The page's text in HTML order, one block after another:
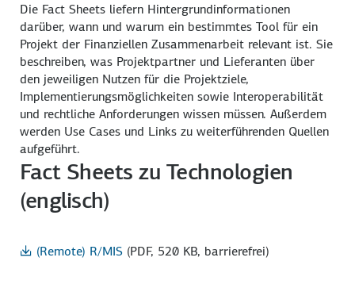
Die Fact Sheets liefern Hintergrundinformationen
darüber, wann und warum ein bestimmtes Tool für ein
Projekt der Finanziellen Zusammenarbeit relevant ist. Sie
beschreiben, was Projektpartner und Lieferanten über
den jeweiligen Nutzen für die Projektziele,
Implementierungsmöglichkeiten sowie Interoperabilität
und rechtliche Anforderungen wissen müssen. Außerdem
werden Use Cases und Links zu weiterführenden Quellen
aufgeführt.
Fact Sheets zu Technologien
(englisch)
(Remote) R/MIS (PDF, 520 KB, barrierefrei)